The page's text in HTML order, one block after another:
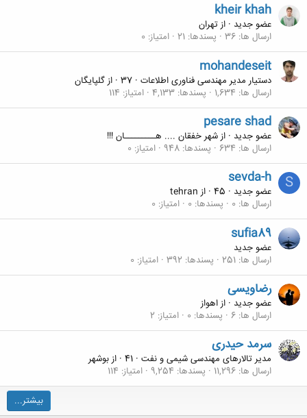
kheir khah
عضو جدید · ازتهران
ارسال ها 36 پسندها 21 امتیاز 0
mohandeseit
دستیار مدیر مهندسی فناوری اطلاعات ·
· ازگلپايگان
ارسال ها 1,634 پسندها 4,133 امتیاز 114
pesare shad
عضو جدید · ازشهر خفقان .... هـــــــــان !!!
ارسال ها 634 پسندها 948 امتیاز 0
S
sevda-h
عضو جدید ·
· از tehran
ارسال ها 0 پسندها 0 امتیاز 0
sufia89
عضو جدید
ارسال ها 251 پسندها 392 امتیاز 0
رضاویسی
عضو جدید · ازاهواز
ارسال ها 6 پسندها 0 امتیاز 2
سرمد حیدری
مدیر تالارهای مهندسی شیمی و نفت ·
· ازبوشهر
ارسال ها 11,296 پسندها 9,254 امتیاز 114
بیشتر...